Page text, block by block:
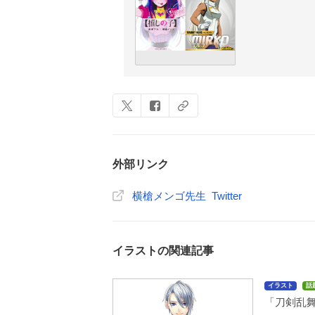
外部リンク
横槍メンゴ先生 Twitter
イラストの関連記事
イラスト 話
「刀剣乱